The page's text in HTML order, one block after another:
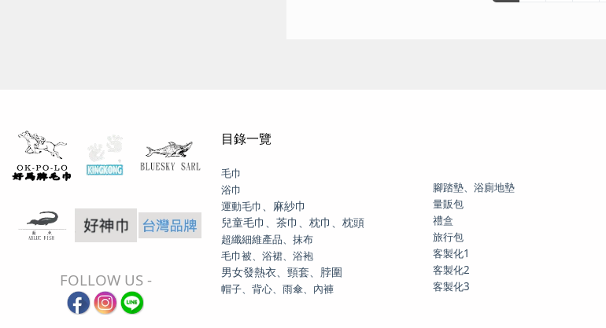
FOLLOW US -
目錄一覽
毛巾
浴巾
運動毛巾
、麻紗巾
兒童毛巾、茶巾、枕巾、枕頭
超纖細維產品、抹布
毛巾被、浴裙、浴袍
男女發熱衣、頸套、脖圍
帽子、背心、雨傘、內褲
腳踏墊、浴廁地墊
量販包
禮盒
旅行包
客製化1
客製化2
客製化3